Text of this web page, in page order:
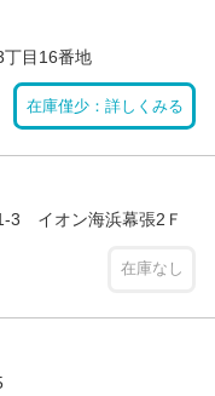
目16番地
在庫僅少：詳しくみる
3 イオン海浜幕張2Ｆ
在庫なし